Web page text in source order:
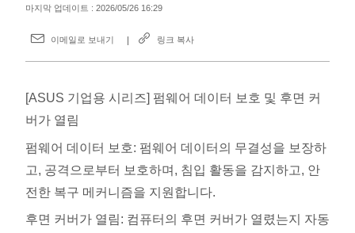
마지막 업데이트 : 2026/05/26 16:29
이메일로 보내기 링크 복사
[ASUS 기업용 시리즈] 펌웨어 데이터 보호 및 후면 커
버가 열림
펌웨어 데이터 보호: 펌웨어 데이터의 무결성을 보장하
고, 공격으로부터 보호하며, 침입 활동을 감지하고, 안
전한 복구 메커니즘을 지원합니다.
후면 커버가 열림: 컴퓨터의 후면 커버가 열렸는지 자동